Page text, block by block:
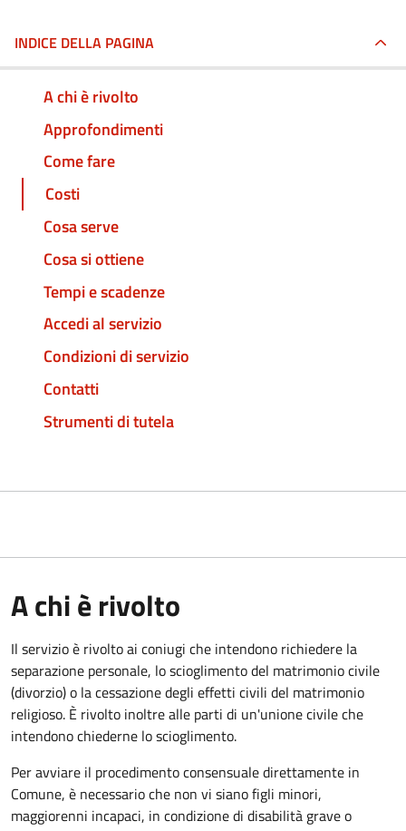
INDICE DELLA PAGINA
A chi è rivolto
Approfondimenti
Come fare
Costi
Cosa serve
Cosa si ottiene
Tempi e scadenze
Accedi al servizio
Condizioni di servizio
Contatti
Strumenti di tutela
A chi è rivolto
Il servizio è rivolto ai coniugi che intendono richiedere la
separazione personale, lo scioglimento del matrimonio civile
(divorzio) o la cessazione degli effetti civili del matrimonio
religioso. È rivolto inoltre alle parti di un'unione civile che
intendono chiederne lo scioglimento.
Per avviare il procedimento consensuale direttamente in
Comune, è necessario che non vi siano figli minori,
maggiorenni incapaci, in condizione di disabilità grave o